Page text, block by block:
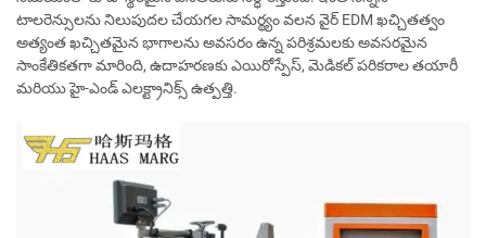
టాలరెన్సులను నిలుపుదల చేయగల సామర్థ్యం వలన వైర్ EDM ఖచ్చితత్వం
అత్యంత ఖచ్చితమైన భాగాలను అవసరం ఉన్న పరిశ్రమలకు అవసరమైన
సాంకేతికతగా మారింది, ఉదాహరణకు ఎయిరోస్పేస్, మెడికల్ పరికరాల తయారీ
మరియు హై-ఎండ్ ఎలక్ట్రానిక్స్ ఉత్పత్తి.